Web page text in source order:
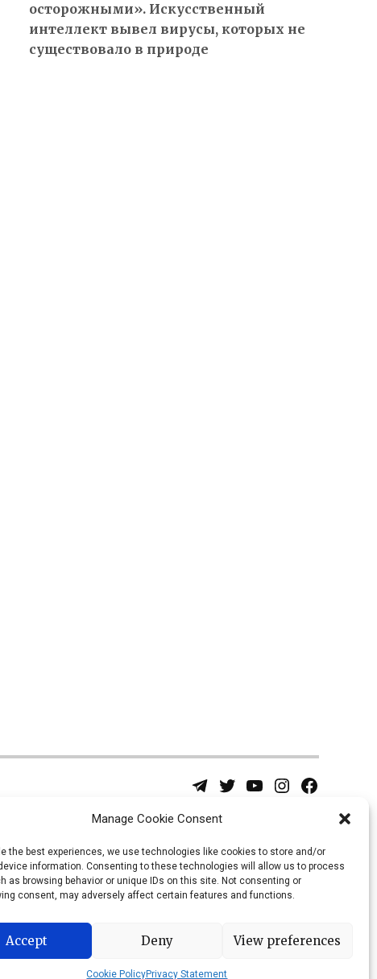
Manage Cookie Consent
the best experiences, we use technologies like cookies to store and/or
information. Consenting to these technologies will allow us to process
as browsing behavior or unique IDs on this site. Not consenting or
consent, may adversely affect certain features and functions.
Accept Deny View preferences
Cookie PolicyPrivacy Statement
осторожными». Искусственный
интеллект вывел вирусы, которых не
существовало в природе
Telegram
Twitter
Username
YouTubeInstagram
Facebook